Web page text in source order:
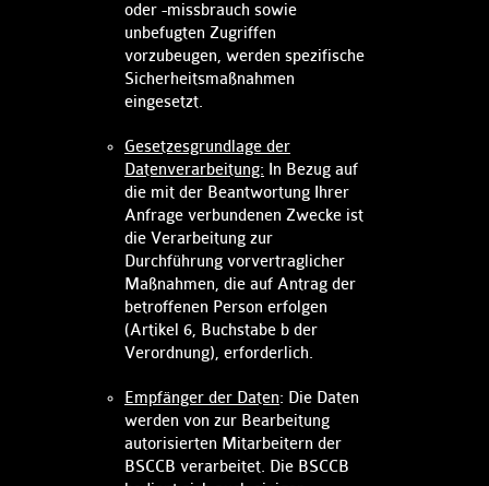
oder -missbrauch sowie
unbefugten Zugriffen
vorzubeugen, werden spezifische
Sicherheitsmaßnahmen
eingesetzt. ​​
Gesetzesgrundlage der
Datenverarbeitung: In Bezug auf
die mit der Beantwortung Ihrer
Anfrage verbundenen Zwecke ist
die Verarbeitung zur
Durchführung vorvertraglicher
Maßnahmen, die auf Antrag der
betroffenen Person erfolgen
(Artikel 6, Buchstabe b der
Verordnung), erforderlich.
Empfänger der Daten: Die Daten
werden von zur Bearbeitung
autorisierten Mitarbeitern der
BSCCB verarbeitet. Die BSCCB